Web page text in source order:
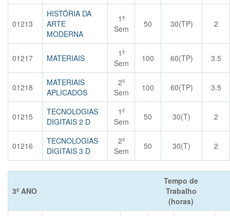
01213
HISTÓRIA DA
ARTE
MODERNA
1º
Sem
50 30(TP) 2
01217 MATERIAIS
1º
Sem
100 60(TP) 3.5
01218
MATERIAIS
APLICADOS
2º
Sem
100 60(TP) 3.5
01215
TECNOLOGIAS
DIGITAIS 2 D
1º
Sem
50 30(T) 2
01216
TECNOLOGIAS
DIGITAIS 3 D
2º
Sem
50 30(T) 2
3º ANO
Tempo de
Trabalho
(horas)